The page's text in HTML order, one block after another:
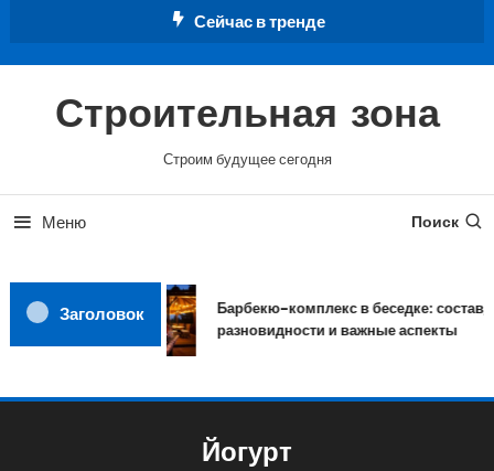
Сейчас в тренде
Строительная зона
Строим будущее сегодня
Меню Поиск
Заголовок
Барбекю-комплекс в беседке: состав,
разновидности и важные аспекты
Йогурт